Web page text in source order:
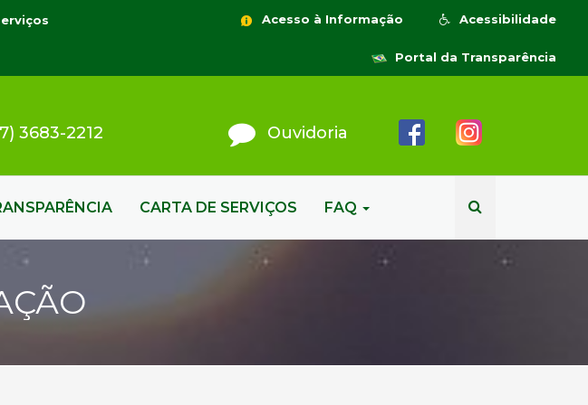
Acessibilidade
Acesso à Informação
Portal da Transparência
3683-2212 Ouvidoria
CARTA DE SERVIÇOS FAQ